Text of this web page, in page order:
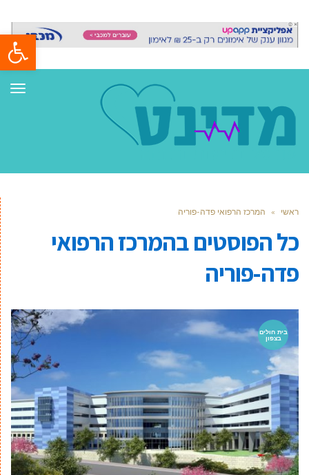
פתח
ראשי » המרכז הרפואי פדה-פוריה
כל הפוסטים בהמרכז הרפואי
פדה-פוריה
בית חולים
בצפון